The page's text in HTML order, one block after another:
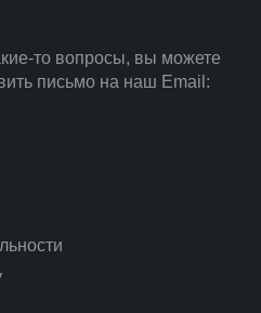
то вопросы, вы можете
письмо на наш Email: